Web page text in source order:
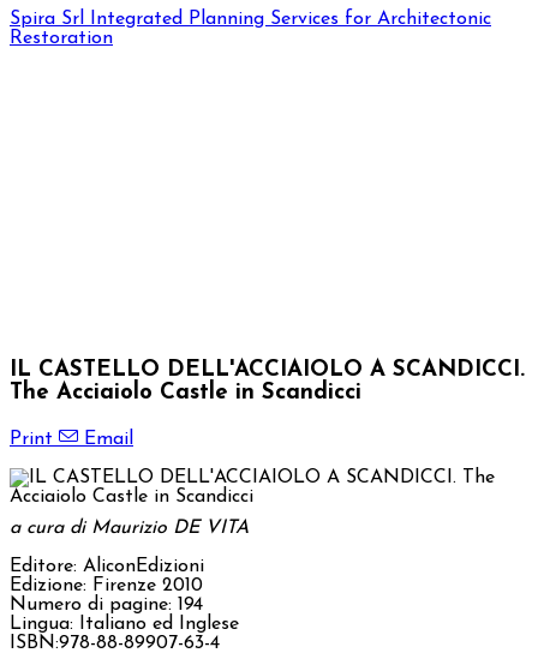
Spira Srl
Integrated Planning Services for Architectonic
Restoration
IL CASTELLO DELL'ACCIAIOLO A SCANDICCI.
The Acciaiolo Castle in Scandicci
Print Email
a cura di Maurizio DE VITA
Editore: AliconEdizioni
Edizione: Firenze 2010
Numero di pagine: 194
Lingua: Italiano ed Inglese
ISBN:978-88-89907-63-4